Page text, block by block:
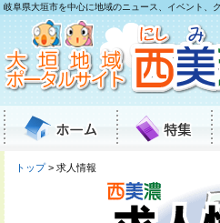
岐阜県大垣市を中心に地域のニュース、イベント、
トップ> 求人情報